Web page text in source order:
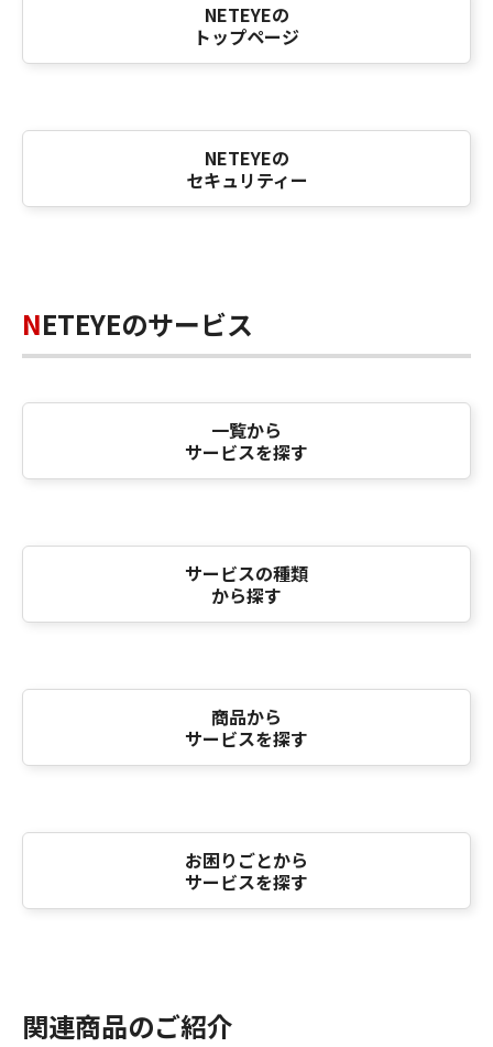
NETEYEの
トップページ
NETEYEの
セキュリティー
NETEYEのサービス
一覧から
サービスを探す
サービスの種類
から探す
商品から
サービスを探す
お困りごとから
サービスを探す
関連商品のご紹介